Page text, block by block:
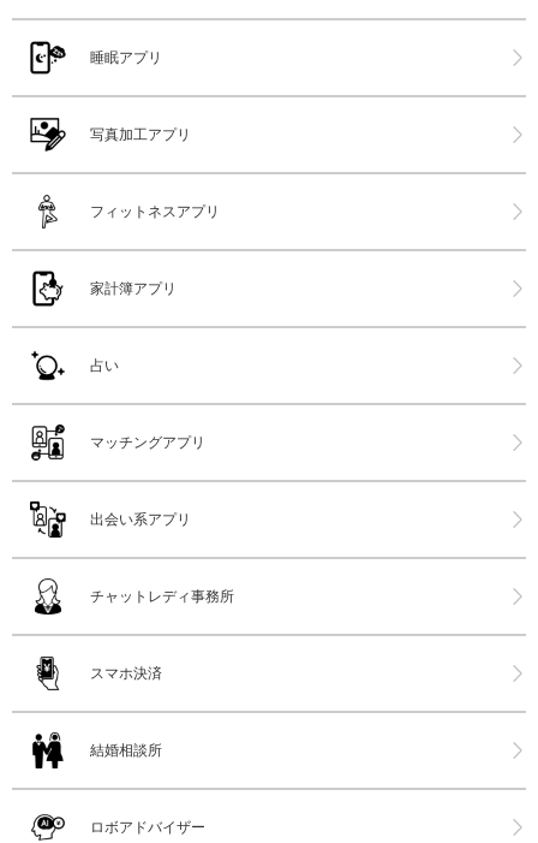
睡眠アプリ
写真加工アプリ
フィットネスアプリ
家計簿アプリ
占い
マッチングアプリ
出会い系アプリ
チャットレディ事務所
スマホ決済
結婚相談所
ロボアドバイザー